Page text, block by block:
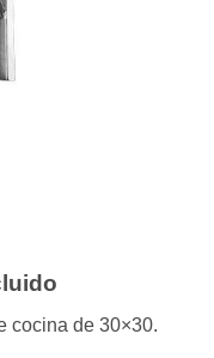
cocina de 30×30.